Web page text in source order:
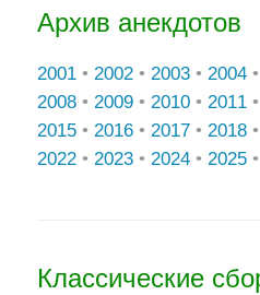
Архив анекдотов
2001 • 2002 • 2003 • 2004 •
2008 • 2009 • 2010 • 2011 •
2015 • 2016 • 2017 • 2018 •
2022 • 2023 • 2024 • 2025 •
Классические